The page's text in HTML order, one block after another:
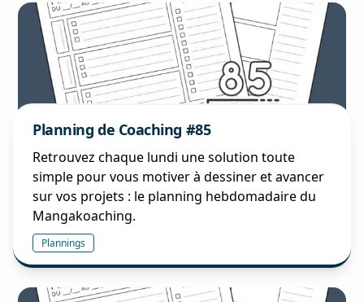
Planning de Coaching #85
Retrouvez chaque lundi une solution toute
simple pour vous motiver à dessiner et avancer
sur vos projets : le planning hebdomadaire du
Mangakoaching.
Plannings